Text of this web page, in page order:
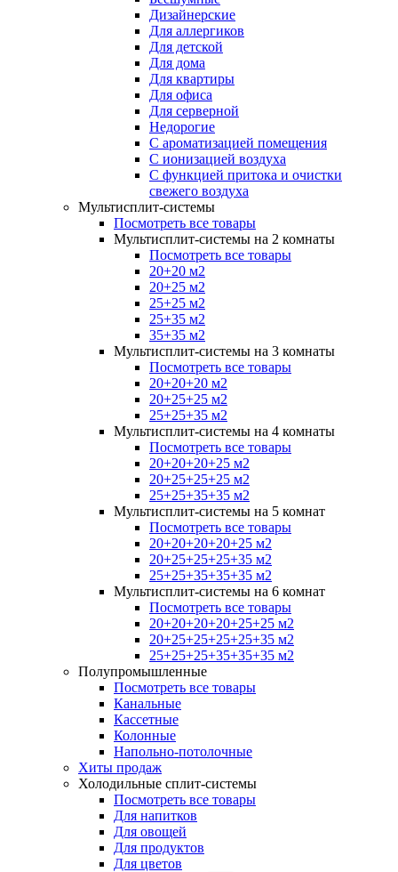
Дизайнерские
Для аллергиков
Для детской
Для дома
Для квартиры
Для офиса
Для серверной
Недорогие
С ароматизацией помещения
С ионизацией воздуха
С функцией притока и очистки
свежего воздуха
Мультисплит-системы
Посмотреть все товары
Мультисплит-системы на 2 комнаты
Посмотреть все товары
20+20 м2
20+25 м2
25+25 м2
25+35 м2
35+35 м2
Мультисплит-системы на 3 комнаты
Посмотреть все товары
20+20+20 м2
20+25+25 м2
25+25+35 м2
Мультисплит-системы на 4 комнаты
Посмотреть все товары
20+20+20+25 м2
20+25+25+25 м2
25+25+35+35 м2
Мультисплит-системы на 5 комнат
Посмотреть все товары
20+20+20+20+25 м2
20+25+25+25+35 м2
25+25+35+35+35 м2
Мультисплит-системы на 6 комнат
Посмотреть все товары
20+20+20+20+25+25 м2
20+25+25+25+25+35 м2
25+25+25+35+35+35 м2
Полупромышленные
Посмотреть все товары
Канальные
Кассетные
Колонные
Напольно-потолочные
Хиты продаж
Холодильные сплит-системы
Посмотреть все товары
Для напитков
Для овощей
Для продуктов
Для цветов